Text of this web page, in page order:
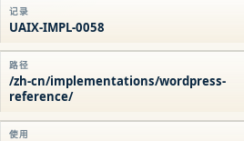
记录
UAIX-IMPL-0058
路径
/zh-cn/implementations/wordpress-
reference/
使用